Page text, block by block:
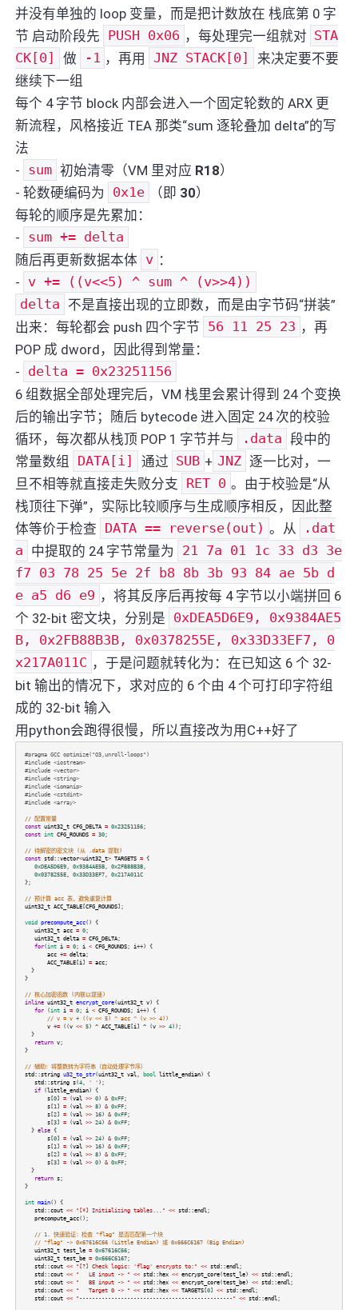
并没有单独的 loop 变量，而是把计数放在 栈底第 0 字
节 启动阶段先 PUSH 0x06 ，每处理完一组就对 STA
CK[0]
做 -1 ，再用 JNZ STACK[0]
来决定要不要
继续下一组
每个 4 字节 block 内部会进入一个固定轮数的 ARX 更
新流程，风格接近 TEA 那类“sum 逐轮叠加 delta”的写
法
- sum 初始清零（VM 里对应 R18）
- 轮数硬编码为
0x1e （即 30）
每轮的顺序是先累加：
- sum += delta
随后再更新数据本体 v ：
- v += ((v<<5) ^ sum ^ (v>>4))
delta 不是直接出现的立即数，而是由字节码“拼装”
出来：每轮都会 push 四个字节 56 11 25 23 ，再
POP 成 dword，因此得到常量：
- delta = 0x23251156
6 组数据全部处理完后，VM 栈里会累计得到 24 个变换
后的输出字节；随后 bytecode 进入固定 24 次的校验
循环，每次都从栈顶 POP 1 字节并与
.data 段中的
常量数组
DATA[i] 通过 SUB + JNZ 逐一比对，一
旦不相等就直接走失败分支 RET 0 。由于校验是“从
栈顶往下弹”，实际比较顺序与生成顺序相反，因此整
体等价于检查 DATA == reverse(out) 。从
.dat
a 中提取的 24 字节常量为
21 7a 01 1c 33 d3 3e
f7 03 78 25 5e 2f b8 8b 3b 93 84 ae 5b d
e a5 d6 e9 ，将其反序后再按每 4 字节以小端拼回 6
个 32-bit 密文块，分别是 0xDEA5D6E9, 0x9384AE5
B, 0x2FB88B3B, 0x0378255E, 0x33D33EF7, 0
x217A011C ，于是问题就转化为：在已知这 6 个 32-
bit 输出的情况下，求对应的 6 个由 4 个可打印字符组
成的 32-bit 输入
用python会跑得很慢，所以直接改为用C++好了
#pragma GCC optimize("O3,unroll-loops")
#include <iostream>
#include <vector>
#include <string>
#include <iomanip>
#include <cstdint>
#include <array>
// 配置常量
const uint32_t CFG_DELTA = 0x23251156;
const int CFG_ROUNDS = 30;
// 待解密的密文块 (从 .data 提取)
const std::vector<uint32_t> TARGETS ={
0xDEA5D6E9, 0x9384AE5B, 0x2FB88B3B,
0x0378255E, 0x33D33EF7, 0x217A011C
};
// 预计算 acc 表，避免重复计算
uint32_t ACC_TABLE[CFG_ROUNDS];
void precompute_acc() {
uint32_t acc = 0;
uint32_t delta = CFG_DELTA;
for(int i = 0; i < CFG_ROUNDS; i++) {
acc += delta;
ACC_TABLE[i ] = acc;
}
}
// 核心加密函数 (内联以提速)
inline uint32_t encrypt_core(uint32_t v) {
for(int i = 0; i < CFG_ROUNDS; i++) {
// v = v + ((v << 5) ^ acc ^ (v >> 4))
v +=((v << 5) ^ ACC_TABLE[i ] ^(v >> 4));
}
return v;
}
// 辅助：将整数转为字符串（自动处理字节序）
std::string u32_to_str(uint32_t val bool little_endian) {
std::string s(4, ' ' );
if(little_endian) {
s[0] =(val >> 0) & 0xFF;
s[1 ] =(val >> 8) & 0xFF;
s[2] =(val >> 16) & 0xFF;
s[3] =(val >> 24) & 0xFF;
} else{
s[0] =(val >> 24) & 0xFF;
s[1 ] =(val >> 16) & 0xFF;
s[2] =(val >> 8) & 0xFF;
s[3] =(val >> 0) & 0xFF;
}
return s;
}
int main() {
std::cout << "[*] Initializing tables..." << std::endl ;
precompute_acc();
// 1. 快速验证：检查 "flag" 是否匹配第一个块
// "flag" -> 0x67616C66 (Little Endian) 或 0x666C6167 (Big Endian)
uint32_t test_le = 0x67616C66;
uint32_t test_be = 0x666C6167;
std::cout << "[?] Check logic: 'flag' encrypts to:" << std::endl ;
std::cout << " LE input -> " << std::hex << encrypt_core(test_le) << std::endl ;
std::cout << " BE input -> " << std::hex << encrypt_core(test_be) << std::endl ;
std::cout << " Target 0 -> " << std::hex << TARGETS[0] << std::endl ;
std::cout << "------------------------------------------------" << std::endl ;